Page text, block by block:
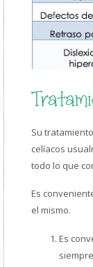
Su
celíacos
todo lo que
Es
el mismo.
Es